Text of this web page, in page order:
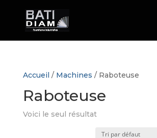
Accueil / Machines / Raboteuse
Raboteuse
Voici le seul résultat